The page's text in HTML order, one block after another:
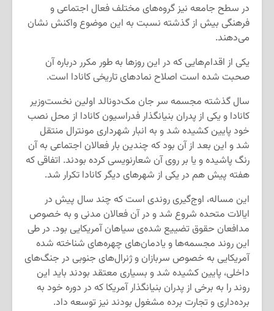
در سطح جامعه نیز گروه‌های مختلف فعال اجتماعی و
فرهنگی بیش از گذشته نسبت به این موضوع واکنش نشان
می‌دهند.
یکی از اقدام‌هایی که در این روزها به طور مکرر درباره آن
صحبت شده است اصلاح نمادهای تاریخی کانادا است.
سال گذشته مجسمه سر جان مک‌دونالد اولین نخست‌وزیر
کانادا و یکی از پدران بنیانگذار فدراسیون کانادا از محل نصب
خود پایین کشیده شد و به انبار شهرداری مونترال منتقل
شد و این بعد از آن بود که چندین بار فعالان اجتماعی به آن
رنگ پاشیده و یا بر روی آن شعارنویسی کرده بودند. اتفاقی که
هفته پیش هم در یکی از شهرهای دیگر کانادا تکرار شد.
این مساله، اوج‌گیری روندی است که چند سال پیش در
ایالات متحده شروع شد و در آن فعالان مدنی و به خصوص
مدافعان حقوق تضییع شده‌ی سیاهان آمریکایی بود. در طی
این روند مجسمه‌ها و یادمان‌های چهره‌های شناخته شده
آمریکایی به خصوص سربازان و ژنرال‌های جنوبی در جنگ‌های
داخلی، پایین کشیده شد و بسیاری معتقد بودند باید این
روند را به برخی از پدران بنیانگذار آمریکا که در دوره خود به
برده‌داری و تجارت برده مشغول بودند نیز توسعه داد.